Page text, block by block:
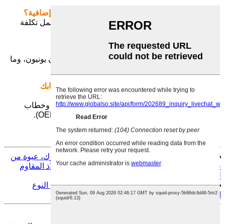
ج: نعم، يمكننا تقديم العينات مجانًا، ما عليك سوى تحمل تكلفة
ج: الاعتماد المستندي، والتحويل المصرفي، وويسترن يونيون، وما
س6: هل يمكنك وضع شعار شركتنا على شريط مشابك
الخراطيم؟
ج: نعم، يمكننا وضع شعارك إذا زودتنا بهحقوق النشر وخطاب
التفويض، ونرحب بطلبات تصنيع المعدات الأصلية (OEM).
مشابك خرطوم على شكل حرف T مع زنبرك، عبوة من
قطعتين، مشبك خرطوم دودي قابل للتعديل من الفولاذ المقاوم
للصدأ
التالي:
14.2/15.8 مللي متر أنبوب حفر حلزوني من النوع
الأوروبي من شريط Ancho de Banda